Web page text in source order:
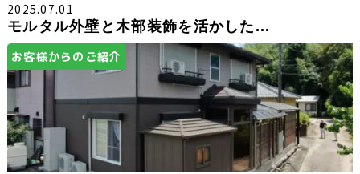
2025.07.01
モルタル外壁と木部装飾を活かした...
お客様からのご紹介